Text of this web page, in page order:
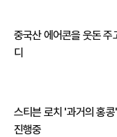
중국산 에어콘을 웃돈 주
디
스티븐 로치 '과거의 홍
진행중